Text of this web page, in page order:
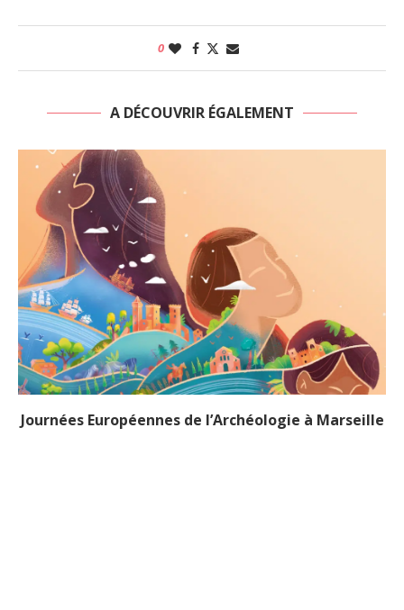
0
A DÉCOUVRIR ÉGALEMENT
Journées Européennes de l’Archéologie à Marseille